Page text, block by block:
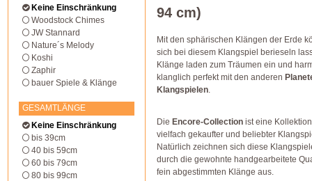
Keine Einschränkung
Woodstock Chimes
JW Stannard
Nature´s Melody
Koshi
Zaphir
bauer Spiele & Klänge
GESAMTLÄNGE
Keine Einschränkung
bis 39cm
40 bis 59cm
60 bis 79cm
80 bis 99cm
94 cm)
Mit den sphärischen Klängen der Erde
sich bei diesem Klangspiel berieseln
Klänge laden zum Träumen ein und
klanglich perfekt mit den anderen
Klangspielen.
Die Encore-Collection ist eine
vielfach gekaufter und beliebter
Natürlich zeichnen sich diese
durch die gewohnte handgearbeitete
fein abgestimmten Klänge aus.